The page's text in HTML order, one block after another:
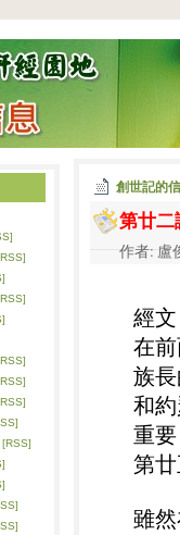
創世記的
第廿
作者: 盧
經
在
族
和
重
第
雖
[RSS]